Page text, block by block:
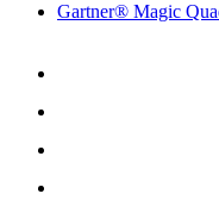
Gartner® Magic